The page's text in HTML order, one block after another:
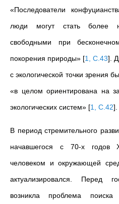
«Последователи
люди могут стать более
свободными при
покорения природы» [1, С.43]
с экологической точки зрения
«в целом ориентирована на
экологических систем» [1, С.42]
В период стремительного
начавшегося с 70-х годов
человеком и окружающей
актуализировался. Перед
возникла проблема поиска